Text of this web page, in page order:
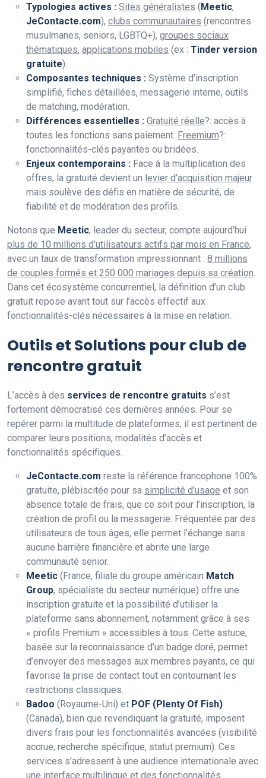
Typologies actives : Sites généralistes (Meetic,
JeContacte.com), clubs communautaires (rencontres
musulmanes, seniors, LGBTQ+), groupes sociaux
thématiques, applications mobiles (ex : Tinder version
gratuite).
Composantes techniques : Système d’inscription
simplifié, fiches détaillées, messagerie interne, outils
de matching, modération.
Différences essentielles : Gratuité réelle?: accès à
toutes les fonctions sans paiement. Freemium?:
fonctionnalités-clés payantes ou bridées.
Enjeux contemporains : Face à la multiplication des
offres, la gratuité devient un levier d’acquisition majeur
mais soulève des défis en matière de sécurité, de
fiabilité et de modération des profils.
Notons que Meetic, leader du secteur, compte aujourd’hui
plus de 10 millions d’utilisateurs actifs par mois en France,
avec un taux de transformation impressionnant : 8 millions
de couples formés et 250 000 mariages depuis sa création
Dans cet écosystème concurrentiel, la définition d’un club
gratuit repose avant tout sur l’accès effectif aux
fonctionnalités-clés nécessaires à la mise en relation.
Outils et Solutions pour club de
rencontre gratuit
L’accès à des services de rencontre gratuits s’est
fortement démocratisé ces dernières années. Pour se
repérer parmi la multitude de plateformes, il est pertinent de
comparer leurs positions, modalités d’accès et
fonctionnalités spécifiques.
JeContacte.com reste la référence francophone 100%
gratuite, plébiscitée pour sa simplicité d’usage et son
absence totale de frais, que ce soit pour l’inscription, la
création de profil ou la messagerie. Fréquentée par des
utilisateurs de tous âges, elle permet l’échange sans
aucune barrière financière et abrite une large
communauté senior.
Meetic (France, filiale du groupe américain Match
Group, spécialiste du secteur numérique) offre une
inscription gratuite et la possibilité d’utiliser la
plateforme sans abonnement, notamment grâce à ses
« profils Premium » accessibles à tous. Cette astuce,
basée sur la reconnaissance d’un badge doré, permet
d’envoyer des messages aux membres payants, ce qui
favorise la prise de contact tout en contournant les
restrictions classiques.
Badoo (Royaume-Uni) et POF (Plenty Of Fish)
(Canada), bien que revendiquant la gratuité, imposent
divers frais pour les fonctionnalités avancées (visibilité
accrue, recherche spécifique, statut premium). Ces
services s’adressent à une audience internationale avec
une interface multilingue et des fonctionnalités